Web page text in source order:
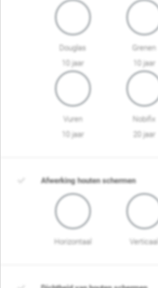
Douglas
10 jaar
Grenen
10 jaar
Vuren
10 jaar
Nobifix
20 jaar
Afwerking houten schermen
Horizontaal Verticaal